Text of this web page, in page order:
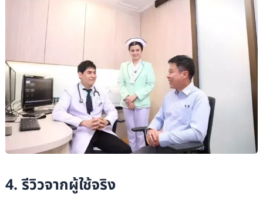
4. รีวิวจากผู้ใช้จริง